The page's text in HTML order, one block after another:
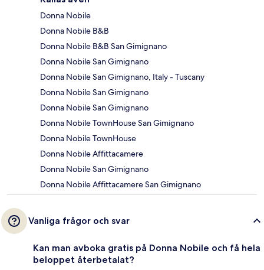
Donna Nobile
Donna Nobile B&B
Donna Nobile B&B San Gimignano
Donna Nobile San Gimignano
Donna Nobile San Gimignano, Italy - Tuscany
Donna Nobile San Gimignano
Donna Nobile San Gimignano
Donna Nobile TownHouse San Gimignano
Donna Nobile TownHouse
Donna Nobile Affittacamere
Donna Nobile San Gimignano
Donna Nobile Affittacamere San Gimignano
Vanliga frågor och svar
Kan man avboka gratis på Donna Nobile och få hela
beloppet återbetalat?